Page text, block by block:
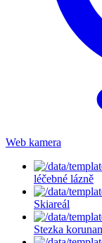
Web kamera
léčebné lázně
Skiareál
Stezka